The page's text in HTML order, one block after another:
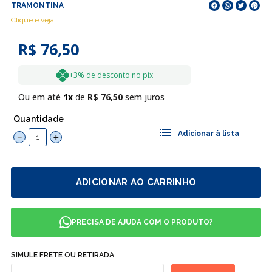
TRAMONTINA
Clique e veja!
R$ 76,50
+3% de desconto no pix
Ou em até 1 R$ 76,50 sem juros
Quantidade
＋
－
ADICIONAR AO CARRINHO
PRECISA DE AJUDA COM O PRODUTO?
SIMULE FRETE OU RETIRADA